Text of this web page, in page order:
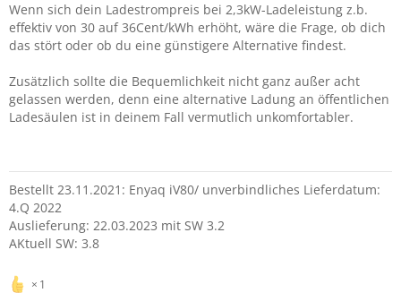
Wenn sich dein Ladestrompreis bei 2,3kW-Ladeleistung z.b.
effektiv von 30 auf 36Cent/kWh erhöht, wäre die Frage, ob dich
das stört oder ob du eine günstigere Alternative findest.
Zusätzlich sollte die Bequemlichkeit nicht ganz außer acht
gelassen werden, denn eine alternative Ladung an öffentlichen
Ladesäulen ist in deinem Fall vermutlich unkomfortabler.
Bestellt 23.11.2021: Enyaq iV80/ unverbindliches Lieferdatum:
4.Q 2022
Auslieferung: 22.03.2023 mit SW 3.2
AKtuell SW: 3.8
1